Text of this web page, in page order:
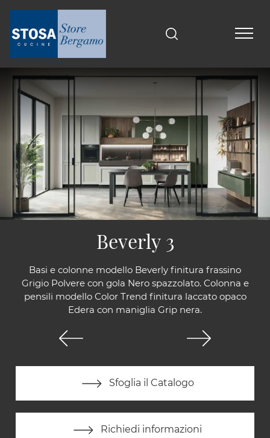
Basi e colonne modello Beverly finitura frassino
Grigio Polvere con gola Nero spazzolato. Colonna e
pensili modello Color Trend finitura laccato opaco
Edera con maniglia Grip nera.
Sfoglia il Catalogo
Richiedi informazioni
Beverly 3